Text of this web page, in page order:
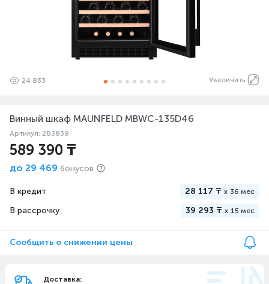
Увеличить
24 833
Винный шкаф MAUNFELD MBWC-135D46
Артикул: 283839
589 390 ₸
до 29 469 бонусов
В кредит 28 117 ₸ x 36 мес
В рассрочку 39 293 ₸ x 15 мес
Сообщить о снижении цены
Доставка: